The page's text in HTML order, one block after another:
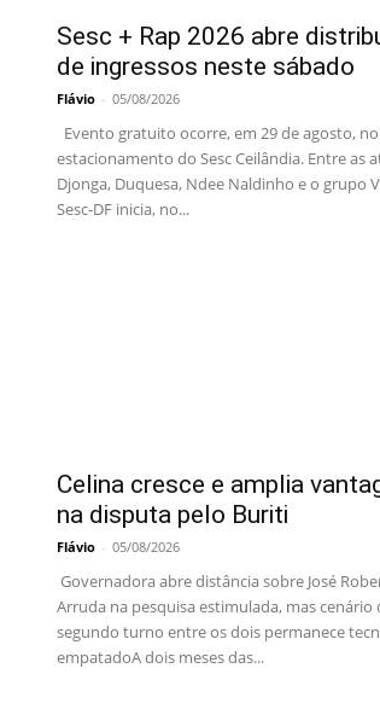
Sesc + Rap 2026 abre
de ingressos neste sábado
Flávio - 05/08/2026
Evento gratuito ocorre, em 29 de agosto, no
estacionamento do Sesc Ceilândia. Entre as
Djonga, Duquesa, Ndee Naldinho e o grupo
Sesc-DF inicia, no...
Celina cresce e amplia
na disputa pelo Buriti
Flávio - 05/08/2026
Governadora abre distância sobre José
Arruda na pesquisa estimulada, mas cenário
segundo turno entre os dois permanece
empatadoA dois meses das...